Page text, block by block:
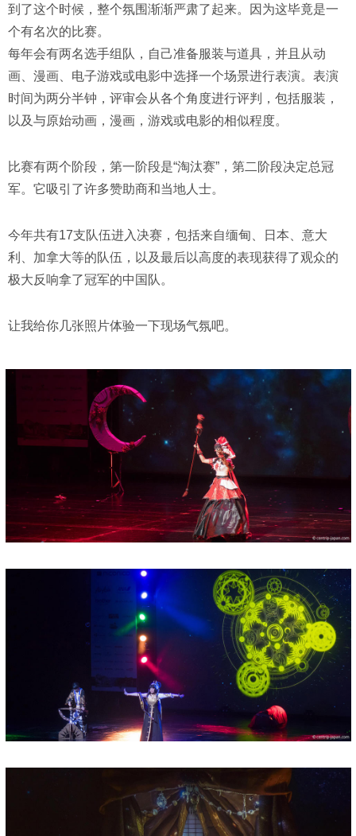
到了这个时候，整个氛围渐渐严肃了起来。因为这毕竟是一
个有名次的比赛。
每年会有两名选手组队，自己准备服装与道具，并且从动
画、漫画、电子游戏或电影中选择一个场景进行表演。表演
时间为两分半钟，评审会从各个角度进行评判，包括服装，
以及与原始动画，漫画，游戏或电影的相似程度。
比赛有两个阶段，第一阶段是“淘汰赛”，第二阶段决定总冠
军。它吸引了许多赞助商和当地人士。
今年共有17支队伍进入决赛，包括来自缅甸、日本、意大
利、加拿大等的队伍，以及最后以高度的表现获得了观众的
极大反响拿了冠军的中国队。
让我给你几张照片体验一下现场气氛吧。